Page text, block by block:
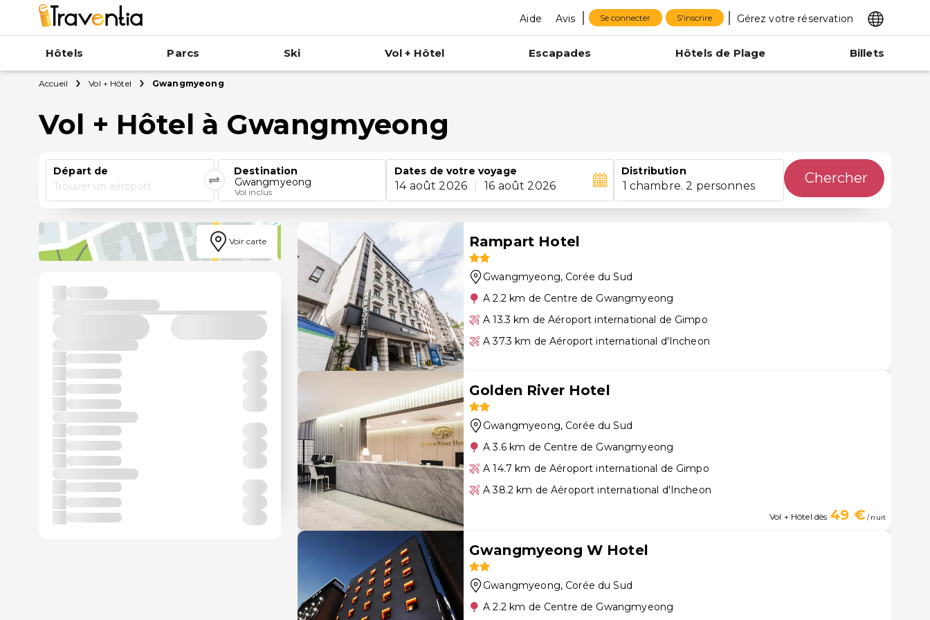
Aide Avis Se connecter S'inscrire Gérez votre réservation
Hôtels Parcs Ski Vol + Hôtel Escapades Hôtels de Plage Billets
Accueil Vol + Hôtel Gwangmyeong
Vol + Hôtel à Gwangmyeong
Départ de
Trouver un aéroport
Destination
Gwangmyeong
Vol inclus
Dates de votre voyage
14 août 2026 16 août 2026
Distribution
1 chambre. 2 personnes Chercher
Voir carte Rampart Hotel
Gwangmyeong, Corée du Sud
A 2.2 km de Centre de Gwangmyeong
A 13.3 km de Aéroport international de Gimpo
A 37.3 km de Aéroport international d'Incheon
Golden River Hotel
Gwangmyeong, Corée du Sud
A 3.6 km de Centre de Gwangmyeong
A 14.7 km de Aéroport international de Gimpo
A 38.2 km de Aéroport international d'Incheon
Vol + Hôtel dès 49 €/ nuit
Gwangmyeong W Hotel
Gwangmyeong, Corée du Sud
A 2.2 km de Centre de Gwangmyeong